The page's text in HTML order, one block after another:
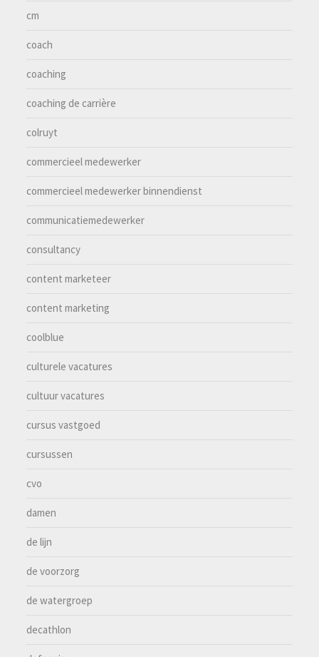
cm
coach
coaching
coaching de carrière
colruyt
commercieel medewerker
commercieel medewerker binnendienst
communicatiemedewerker
consultancy
content marketeer
content marketing
coolblue
culturele vacatures
cultuur vacatures
cursus vastgoed
cursussen
cvo
damen
de lijn
de voorzorg
de watergroep
decathlon